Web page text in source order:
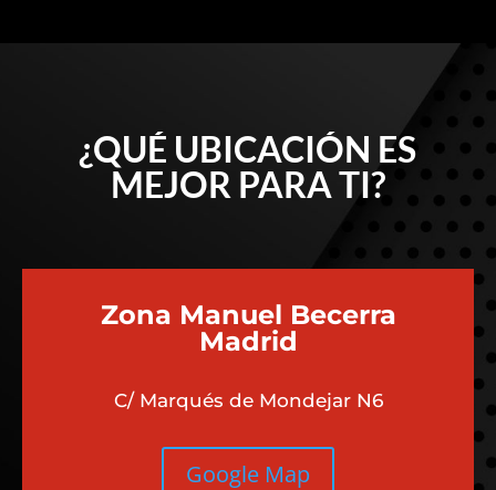
¿QUÉ UBICACIÓN ES
MEJOR PARA TI?
Zona Manuel Becerra
Madrid
C/ Marqués de Mondejar N6
Google Map